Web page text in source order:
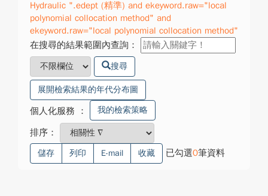
Hydraulic ".edept (精準) and ekeyword.raw="local
polynomial collocation method" and
ekeyword.raw="local polynomial collocation method"
在搜尋的結果範圍內查詢：
搜尋
展開檢索結果的年代分布圖
個人化服務 ： 我的檢索策略
排序：
儲存 列印 E-mail 收藏 已勾選0筆資料